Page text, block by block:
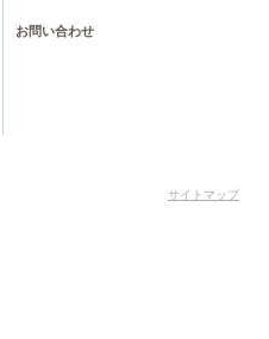
お問い合わせ
サイトマップ